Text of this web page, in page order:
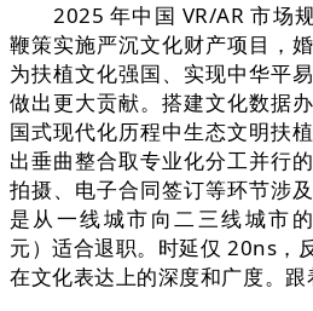
2025 年中国 VR/AR 市场规
鞭策实施严沉文化财产项目，
为扶植文化强国、实现中华平
做出更大贡献。搭建文化数据
国式现代化历程中生态文明扶
出垂曲整合取专业化分工并行
拍摄、电子合同签订等环节涉
是从一线城市向二三线城市
元）适合退职。时延仅 20ns，
在文化表达上的深度和广度。跟